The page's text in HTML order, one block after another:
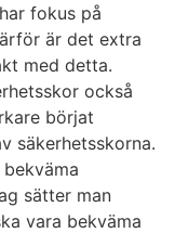
fokus på
är det extra
med detta.
också
börjat
säkerhetsskorna.
sätter man
vara bekväma